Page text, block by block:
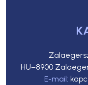
HU–8900
E-mail: